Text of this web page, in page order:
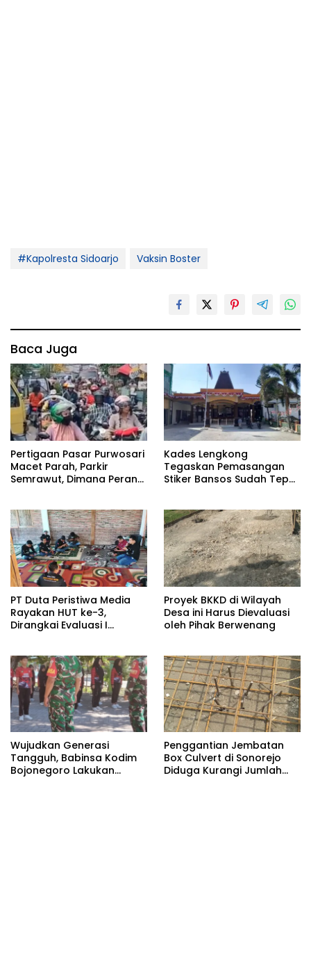
#Kapolresta Sidoarjo Vaksin Boster
Baca Juga
Pertigaan Pasar Purwosari
Macet Parah, Parkir
Semrawut, Dimana Peran
Kades Lengkong
Tegaskan Pemasangan
Stiker Bansos Sudah Tepat
PT Duta Peristiwa Media
Rayakan HUT ke-3,
Dirangkai Evaluasi I
Proyek BKKD di Wilayah
Desa ini Harus Dievaluasi
oleh Pihak Berwenang
Wujudkan Generasi
Tangguh, Babinsa Kodim
Bojonegoro Lakukan
Penggantian Jembatan
Box Culvert di Sonorejo
Diduga Kurangi Jumlah